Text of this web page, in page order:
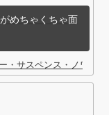
めちゃくちゃ面
・サスペンス・ノワー